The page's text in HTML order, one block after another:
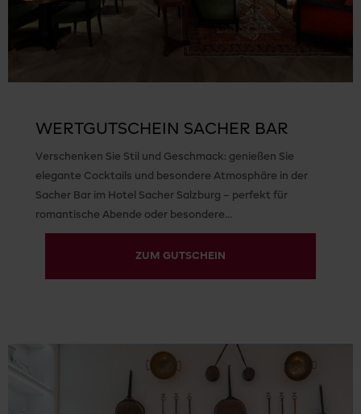
WERTGUTSCHEIN SACHER BAR
Verschenken Sie Stil und Geschmack: genießen Sie
elegante Cocktails und besondere Atmosphäre in der
Sacher Bar im Hotel Sacher Salzburg – perfekt für
romantische Abende oder besondere…
ZUM GUTSCHEIN